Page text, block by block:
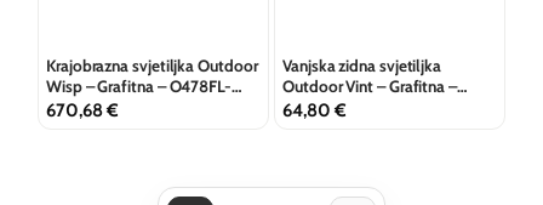
Krajobrazna svjetiljka Outdoor
Wisp – Grafitna – O478FL-
L18GF3K
670,68€
Vanjska zidna svjetiljka
Outdoor Vint – Grafitna –
O458WL-L9GF3K
64,80 €